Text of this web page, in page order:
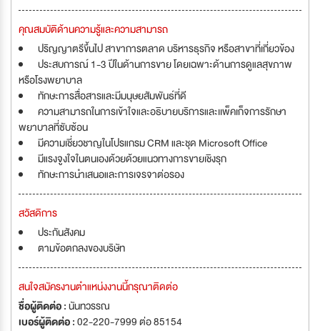
คุณสมบัติด้านความรู้และความสามารถ
ปริญญาตรีขึ้นไป สาขาการตลาด บริหารธุรกิจ หรือสาขาที่เกี่ยวข้อง
ประสบการณ์ 1-3 ปีในด้านการขาย โดยเฉพาะด้านการดูแลสุขภาพ
หรือโรงพยาบาล
ทักษะการสื่อสารและมีมนุษยสัมพันธ์ที่ดี
ความสามารถในการเข้าใจและอธิบายบริการและเเพ็คเก็จการรักษา
พยาบาลที่ซับซ้อน
มีความเชี่ยวชาญในโปรแกรม CRM และชุด Microsoft Office
มีแรงจูงใจในตนเองด้วยด้วยแนวทางการขายเชิงรุก
ทักษะการนำเสนอและการเจรจาต่อรอง
สวัสดิการ
ประกันสังคม
ตามข้อตกลงของบริษัท
สนใจสมัครงานตำแหน่งงานนี้กรุณาติดต่อ
ชื่อผู้ติดต่อ :นันทวรรณ
เบอร์ผู้ติดต่อ :02-220-7999 ต่อ 85154